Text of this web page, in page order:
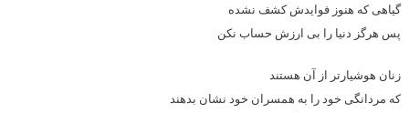
گیاهی که هنوز فوایدش کشف نشده
پس هرگز دنیا را بی ارزش حساب نکن
زنان هوشیارتر از آن هستند
که مردانگی خود را به همسران خود نشان بدهند